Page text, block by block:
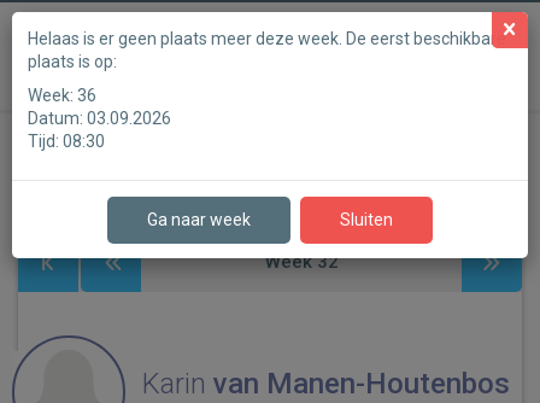
Powered by
Heuvelrug Acupunctuur
Stap 1
Week32
Karin van Manen-Houtenbos
Helaas is er geen plaats meer deze week. De eerst beschikbare
plaats is op:
Week: 36
Datum: 03.09.2026
Tijd: 08:30
Ga naar week Sluiten